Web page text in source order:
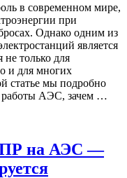
в современном мире,
при
Однако одним из
является
не только для
и для многих
статье мы подробно
работы АЭС, зачем …
на АЭС —